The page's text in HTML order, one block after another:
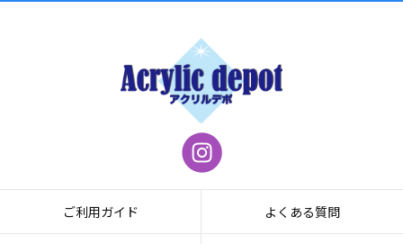
ご利用ガイド よくある質問